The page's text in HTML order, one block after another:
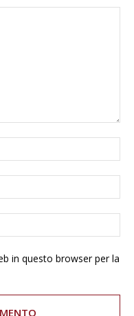
in questo browser per la